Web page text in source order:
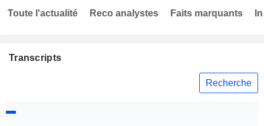
Transcripts
Recherche
Toute l'actualité Reco analystes Faits marquants